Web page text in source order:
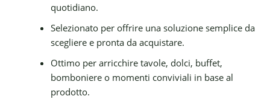
quotidiano.
Selezionato per offrire una soluzione semplice da
scegliere e pronta da acquistare.
Ottimo per arricchire tavole, dolci, buffet,
bomboniere o momenti conviviali in base al
prodotto.